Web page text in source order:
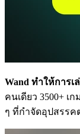
Wand ทำให้การเ
คนเดียว 3500+ เก
ๆ ที่กำจัดอุปสรร